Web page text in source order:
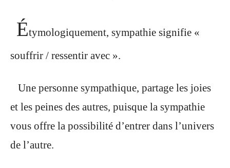
Étymologiquement, sympathie signifie «
souffrir / ressentir avec ».
Une personne sympathique, partage les joies
et les peines des autres, puisque la sympathie
vous offre la possibilité d’entrer dans l’univers
de l’autre.